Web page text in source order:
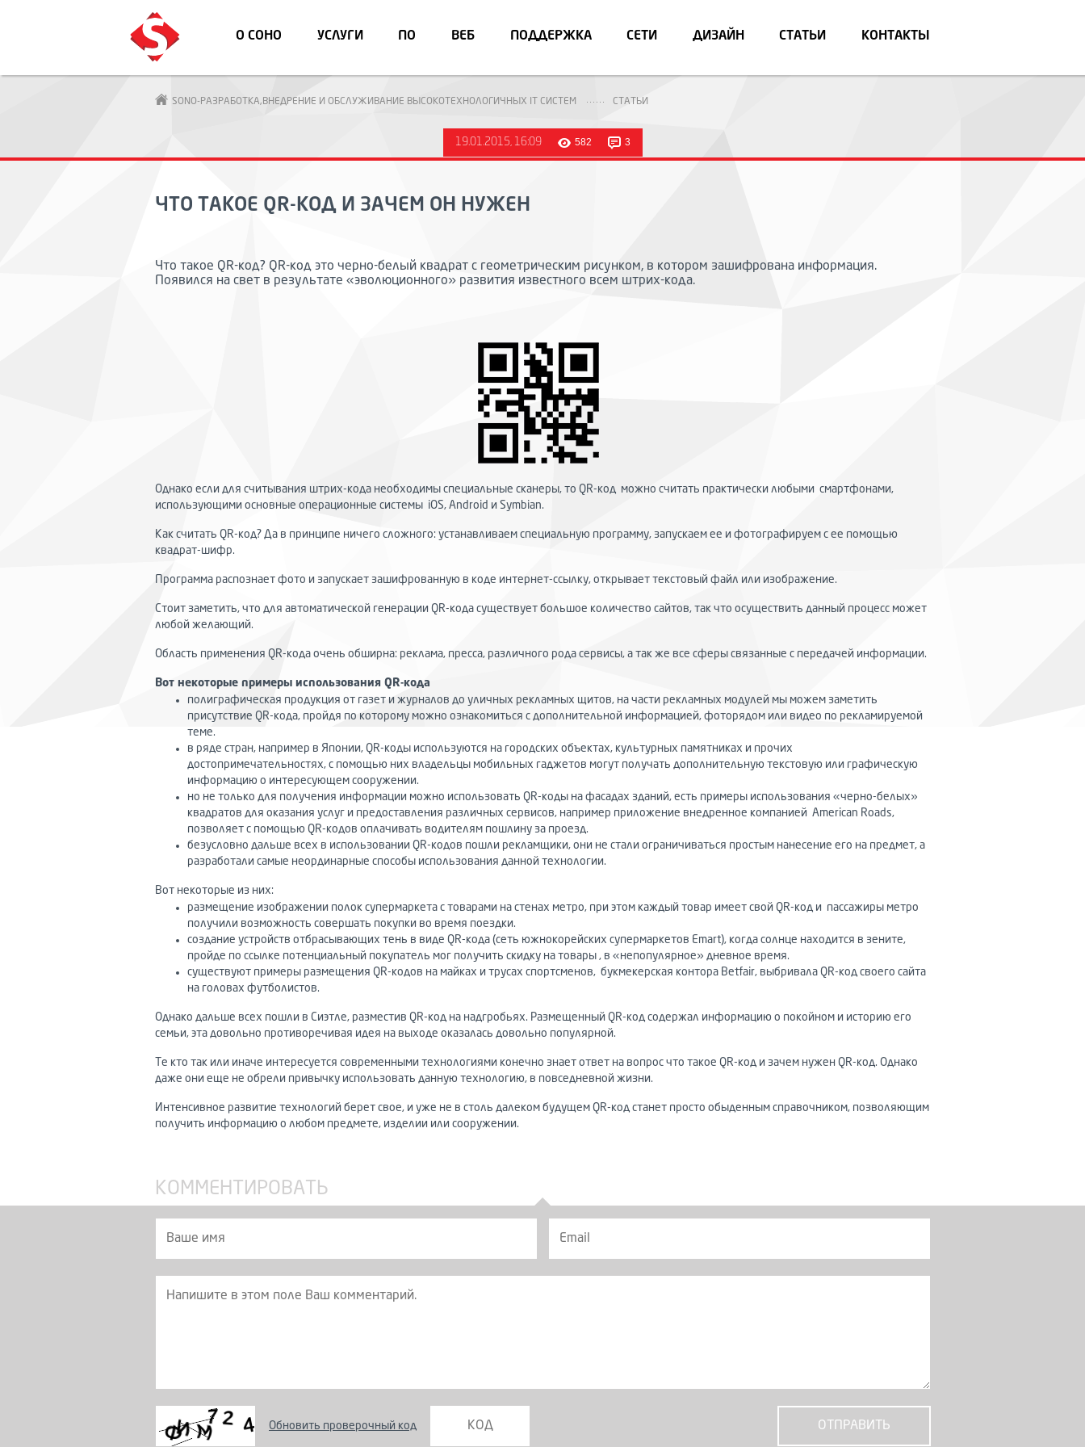
О СОНО УСЛУГИ ПО ВЕБ ПОДДЕРЖКА СЕТИ ДИЗАЙН СТАТЬИ КОНТАКТЫ
SONO-РАЗРАБОТКА,ВНЕДРЕНИЕ И ОБСЛУЖИВАНИЕ ВЫСОКОТЕХНОЛОГИЧНЫХ IT СИСТЕМ СТАТЬИ
19.01.2015, 16:09 582 3
ЧТО ТАКОЕ QR-КОД И ЗАЧЕМ ОН НУЖЕН
Что такое QR-код? QR-код это черно-белый квадрат с геометрическим рисунком, в котором зашифрована информация.
Появился на свет в результате «эволюционного» развития известного всем штрих-кода.
Однако если для считывания штрих-кода необходимы специальные сканеры, то QR-код можно считать практически любыми смартфонами,
использующими основные операционные системы iOS, Android и Symbian.
Как считать QR-код? Да в принципе ничего сложного: устанавливаем специальную программу, запускаем ее и фотографируем с ее помощью
квадрат-шифр.
Программа распознает фото и запускает зашифрованную в коде интернет-ссылку, открывает текстовый файл или изображение.
Стоит заметить, что для автоматической генерации QR-кода существует большое количество сайтов, так что осуществить данный процесс может
любой желающий.
Область применения QR-кода очень обширна: реклама, пресса, различного рода сервисы, а так же все сферы связанные с передачей информации.
Вот некоторые примеры использования QR-кода
полиграфическая продукция от газет и журналов до уличных рекламных щитов, на части рекламных модулей мы можем заметить
присутствие QR-кода, пройдя по которому можно ознакомиться с дополнительной информацией, фоторядом или видео по рекламируемой
теме.
в ряде стран, например в Японии, QR-коды используются на городских объектах, культурных памятниках и прочих
достопримечательностях, с помощью них владельцы мобильных гаджетов могут получать дополнительную текстовую или графическую
информацию о интересующем сооружении.
но не только для получения информации можно использовать QR-коды на фасадах зданий, есть примеры использования «черно-белых»
квадратов для оказания услуг и предоставления различных сервисов, например приложение внедренное компанией American Roads,
позволяет с помощью QR-кодов оплачивать водителям пошлину за проезд.
безусловно дальше всех в использовании QR-кодов пошли рекламщики, они не стали ограничиваться простым нанесение его на предмет, а
разработали самые неординарные способы использования данной технологии.
Вот некоторые из них:
размещение изображении полок супермаркета с товарами на стенах метро, при этом каждый товар имеет свой QR-код и пассажиры метро
получили возможность совершать покупки во время поездки.
создание устройств отбрасывающих тень в виде QR-кода (сеть южнокорейских супермаркетов Emart), когда солнце находится в зените,
пройде по ссылке потенциальный покупатель мог получить скидку на товары , в «непопулярное» дневное время.
существуют примеры размещения QR-кодов на майках и трусах спортсменов, букмекерская контора Betfair, выбривала QR-код своего сайта
на головах футболистов.
Однако дальше всех пошли в Сиэтле, разместив QR-код на надгробьях. Размещенный QR-код содержал информацию о покойном и историю его
семьи, эта довольно противоречивая идея на выходе оказалась довольно популярной.
Те кто так или иначе интересуется современными технологиями конечно знает ответ на вопрос что такое QR-код и зачем нужен QR-код. Однако
даже они еще не обрели привычку использовать данную технологию, в повседневной жизни.
Интенсивное развитие технологий берет свое, и уже не в столь далеком будущем QR-код станет просто обыденным справочником, позволяющим
получить информацию о любом предмете, изделии или сооружении.
КОММЕНТИРОВАТЬ
Обновить проверочный код